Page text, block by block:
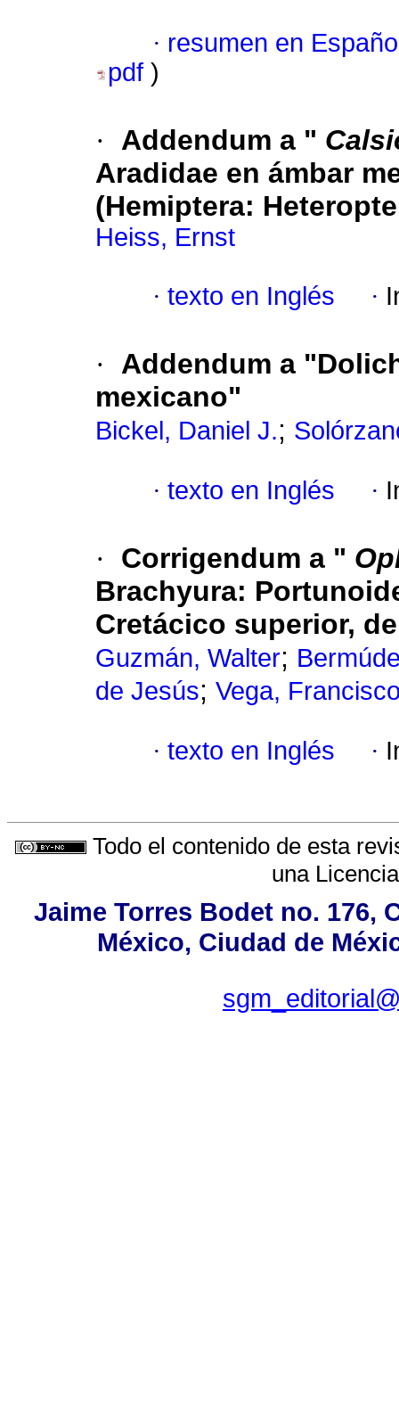
· resumen en
pdf )
· Addendum a "
Aradidae en ámbar
(Hemiptera:
Heiss, Ernst
· texto en Inglés ·
·
Addendum a
mexicano"
Bickel, Daniel J.;
· texto en Inglés ·
· Corrigendum a "
Brachyura:
Cretácico superior,
Guzmán, Walter;
de Jesús; Vega,
· texto en Inglés ·
Todo el contenido de esta
una
Jaime Torres Bodet no. 176,
México, Ciudad de